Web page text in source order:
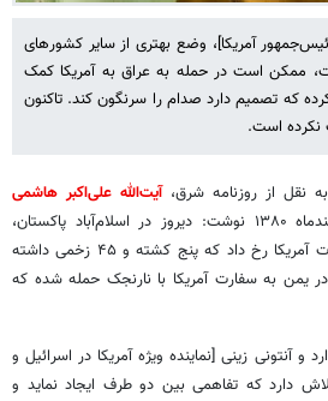
آمریکا]، وضع بهتری از سایر کشورهای
ممکن است در حمله به عراق به آمریکا کمک‌
که تصمیم دارد صدام را سرنگون کند. تاکنون
نکرده است.
به نقل از روزنامه شرق،آیت‌الله علی‌اکبر هاشمی
در خاطرات ۲۷ اسفندماه ۱۳۸۰ نوشت: دیروز در اسلام‌آباد پاکستان،
انفجاری در کلیسای نزدیک سفارت آمریکا رخ داد که پنج کشته و ۴۵ زخمی داشته
در یمن به سفارت آمریکا با نارنجک حمله شده که
و آنتونی زینی [نماینده ویژه آمریکا در اسرائیل و
دارد که تفاهمی بین دو طرف ایجاد نماید و